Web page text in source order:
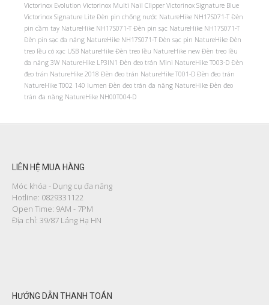
Victorinox Evolution Victorinox Multi Nail Clipper Victorinox Signature Blue
Victorinox Signature Lite Đèn pin chống nước NatureHike NH17S071-T Đèn
pin cầm tay NatureHike NH17S071-T Đèn pin sạc NatureHike NH17S071-T
Đèn pin sạc đa năng NatureHike NH17S071-T Đèn sạc pin NatureHike Đèn
treo lều có xạc USB NatureHike Đèn treo lều NatureHike new Đèn treo lều
đa năng 3W NatureHike LP3IN1 Đèn đeo trán Mini NatureHike T003-D Đèn
đeo trán NatureHike 2018 Đèn đeo trán NatureHike T001-D Đèn đeo trán
NatureHike T002 140 lumen Đèn đeo trán đa năng NatureHike Đèn đeo
trán đa năng NatureHike NH00T004-D
LIÊN HỆ MUA HÀNG
Móc khóa - Dụng cụ đa năng
Hotline: 0829331122
Open Time: 9AM - 7PM
Địa chỉ: 39/87 Láng Hạ HN
HƯỚNG DẪN THANH TOÁN